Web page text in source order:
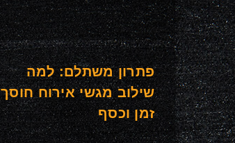
פתרון משתלם: למה
שילוב מגשי אירוח חוסך
זמן וכסף